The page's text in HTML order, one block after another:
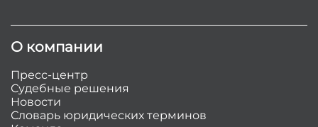
О компании
Пресс-центр
Судебные решения
Новости
Словарь юридических терминов